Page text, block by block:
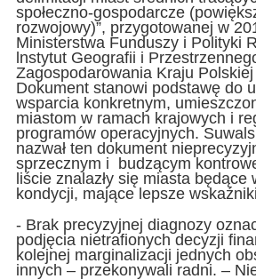
społeczno-gospodarcze
rozwojowy)”, przygotowanej w
Ministerstwa Funduszy i Polityki
lnstytut Geografii i
Zagospodarowania Kraju
Dokument stanowi podstawę do
wsparcia konkretnym,
miastom w ramach krajowych i
programów operacyjnych.
nazwał ten dokument
sprzecznym i budzącym
liście znalazły się miasta będące
kondycji, mające lepsze
- Brak precyzyjnej diagnozy
podjęcia nietrafionych decyzji
kolejnej marginalizacji jednych
innych – przekonywali radni. –